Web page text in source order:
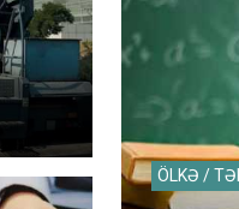
ÖLKƏ /